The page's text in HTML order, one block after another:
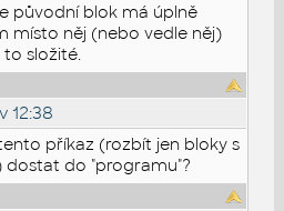
původní blok má úplně
místo něj (nebo vedle něj)
to složité.
12:38
příkaz (rozbít jen bloky s
dostat do "programu"?